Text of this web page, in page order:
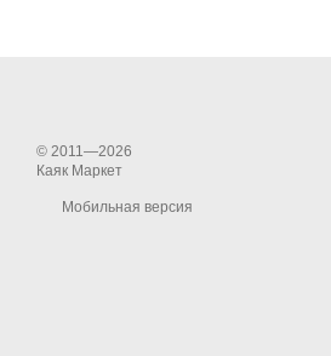
© 2011—2026
Каяк Маркет
Мобильная версия